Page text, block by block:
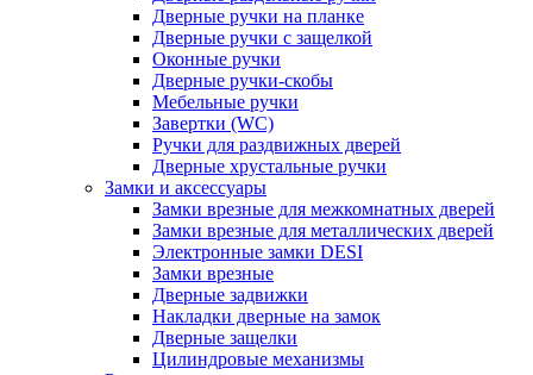
Дверные ручки на планке
Дверные ручки с защелкой
Оконные ручки
Дверные ручки-скобы
Мебельные ручки
Завертки (WC)
Ручки для раздвижных дверей
Дверные хрустальные ручки
Замки и аксессуары
Замки врезные для межкомнатных дверей
Замки врезные для металлических дверей
Электронные замки DESI
Замки врезные
Дверные задвижки
Накладки дверные на замок
Дверные защелки
Цилиндровые механизмы